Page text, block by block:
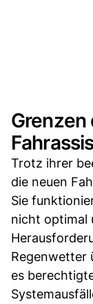
Grenzen
Trotz ihrer
die neuen
Sie
nicht optimal
Regenwetter
es